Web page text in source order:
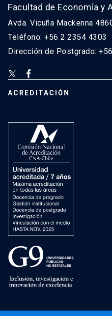
Facultad de Economía y
Avda. Vicuña Mackenna
Teléfono: +56 2 2354 4303
Dirección de Postgrado:
ACREDITACIÓN